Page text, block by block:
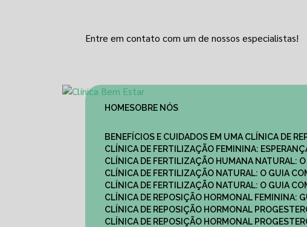
Entre em contato com um de nossos especialistas!
HOME
SOBRE NÓS
BENEFÍCIOS E CUIDADOS EM UMA CLÍNICA DE
CLÍNICA DE FERTILIZAÇÃO FEMININA:
CLÍNICA DE FERTILIZAÇÃO HUMANA NATURAL:
CLÍNICA DE FERTILIZAÇÃO NATURAL: O GUIA
CLÍNICA DE FERTILIZAÇÃO NATURAL: O GUIA
CLÍNICA DE REPOSIÇÃO HORMONAL FEMININA:
CLÍNICA DE REPOSIÇÃO HORMONAL
CLÍNICA DE REPOSIÇÃO HORMONAL